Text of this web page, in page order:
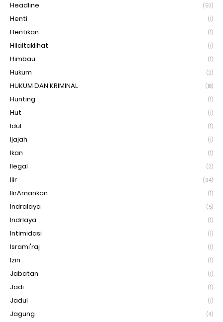
Headline (50)
Henti (1)
Hentikan (1)
Hilaltaklihat (1)
Himbau (1)
Hukum (2)
HUKUM DAN KRIMINAL (18)
Hunting (1)
Hut (1)
Idul (1)
Ijajah (1)
Ikan (1)
Ilegal (2)
Ilir (34)
IlirAmankan (1)
Indralaya (5)
Indrlaya (1)
Intimidasi (1)
Isrami'raj (1)
Izin (1)
Jabatan (1)
Jadi (1)
Jadul (1)
Jagung (4)